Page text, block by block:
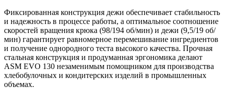
Фиксированная конструкция дежи обеспечивает стабильность
и надежность в процессе работы, а оптимальное соотношение
скоростей вращения крюка (98/194 об/мин) и дежи (9,5/19 об/
мин) гарантирует равномерное перемешивание ингредиентов
и получение однородного теста высокого качества. Прочная
стальная конструкция и продуманная эргономика делают
ASM EVO 130 незаменимым помощником для производства
хлебобулочных и кондитерских изделий в промышленных
объемах.